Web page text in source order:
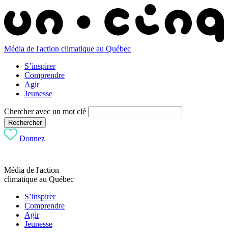
Média de l'action climatique au Québec
S’inspirer
Comprendre
Agir
Jeunesse
Chercher avec un mot clé
Rechercher
Donnez
Média de l'action
climatique au Québec
S’inspirer
Comprendre
Agir
Jeunesse